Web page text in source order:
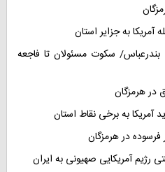
به جزایر استان
سکوت مسئولان تا فاجعه
در هرمزگان
آمریکا به برخی نقاط استان
رژیم آمریکایی صهیونی به ایران